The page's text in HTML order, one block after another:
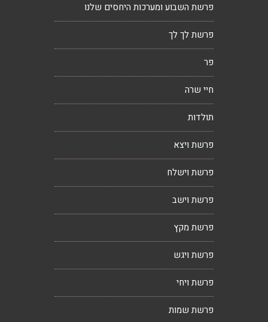
פרשת השבוע ומערכות היחסים שלנו
פרשת לך לך
פר
חיי שרה
תולדות
פרשת ויצא
פרשת וישלח
פרשת וישב
פרשת מקץ
פרשת ויגש
פרשת ויחי
פרשת שמות